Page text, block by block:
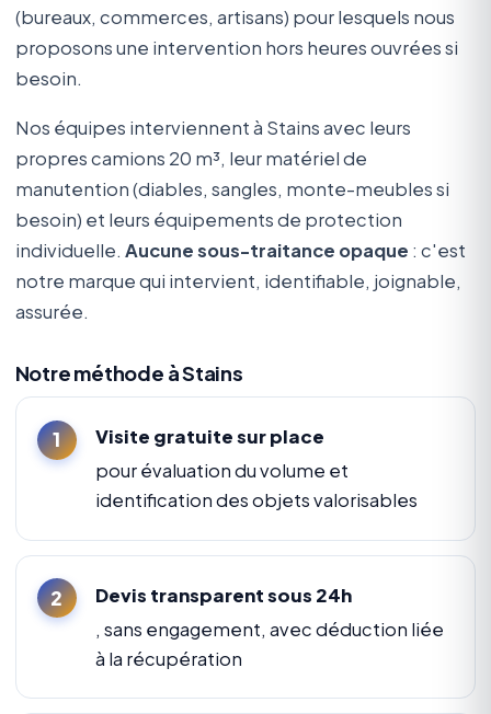
(bureaux, commerces, artisans) pour lesquels nous
proposons une intervention hors heures ouvrées si
besoin.
Nos équipes interviennent à Stains avec leurs
propres camions 20 m³, leur matériel de
manutention (diables, sangles, monte-meubles si
besoin) et leurs équipements de protection
individuelle. Aucune sous-traitance opaque : c'est
notre marque qui intervient, identifiable, joignable,
assurée.
Notre méthode à Stains
Visite gratuite sur place
pour évaluation du volume et
identification des objets valorisables
Devis transparent sous 24h
, sans engagement, avec déduction liée
à la récupération